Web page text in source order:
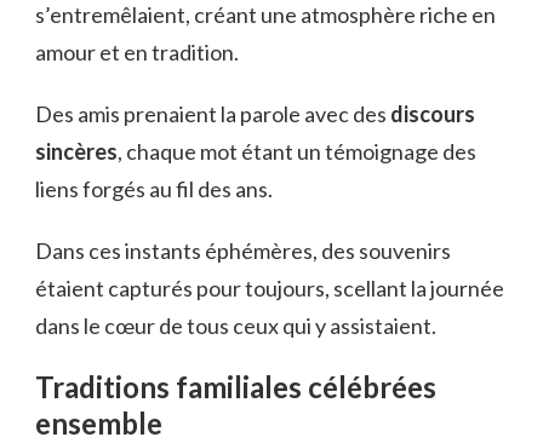
s’entremêlaient, créant une atmosphère riche en
amour et en tradition.
Des amis prenaient la parole avec des discours
sincères, chaque mot étant un témoignage des
liens forgés au fil des ans.
Dans ces instants éphémères, des souvenirs
étaient capturés pour toujours, scellant la journée
dans le cœur de tous ceux qui y assistaient.
Traditions familiales célébrées
ensemble